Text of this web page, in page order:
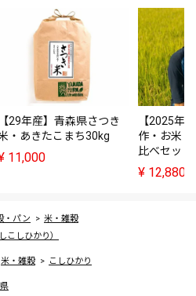
【29年産】青森県さつき
・あきたこまち30kg
11,000
【2025年
作・お米
比べセット
¥ 12,880
・パン
米・雑穀
こしひかり）
米・雑穀 こしひかり